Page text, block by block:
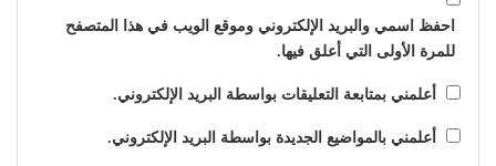
احفظ اسمي والبريد الإلكتروني وموقع الويب في هذا المتصفح
للمرة الأولى التي أعلق فيها.
أعلمني بمتابعة التعليقات بواسطة البريد الإلكتروني.
أعلمني بالمواضيع الجديدة بواسطة البريد الإلكتروني.